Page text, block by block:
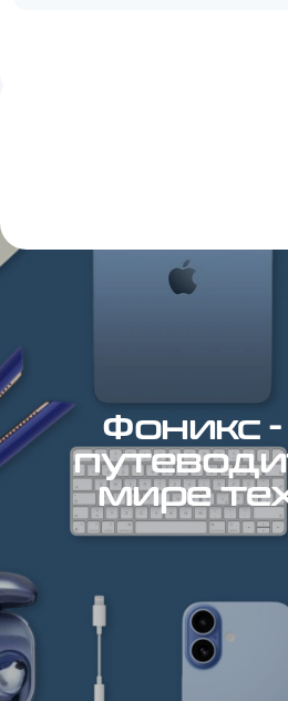
Фоникс
мире